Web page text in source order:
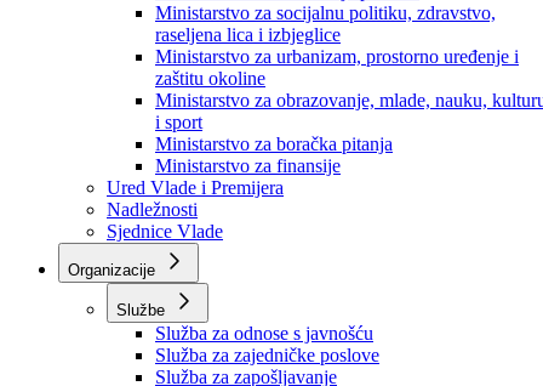
Ministarstvo za privredu
Ministarstvo za pravosuđe, upravu i radne odnose
Ministarstvo za unutrašnje poslove
Ministarstvo za socijalnu politiku, zdravstvo,
raseljena lica i izbjeglice
Ministarstvo za urbanizam, prostorno uređenje i
zaštitu okoline
Ministarstvo za obrazovanje, mlade, nauku,
i sport
Ministarstvo za boračka pitanja
Ministarstvo za finansije
Ured Vlade i Premijera
Nadležnosti
Sjednice Vlade
Organizacije
Službe